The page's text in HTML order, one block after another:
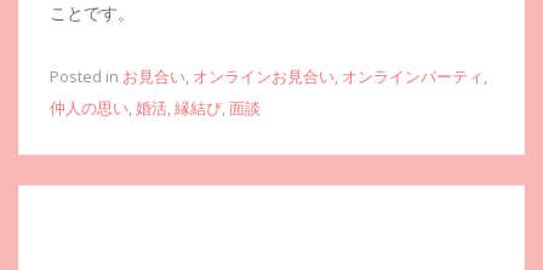
ことです。
Posted in お見合い, オンラインお見合い, オンラインパーティ,
仲人の思い,婚活,縁結び,面談